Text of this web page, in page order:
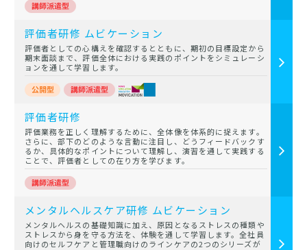
評価者研修 ムビケーション
評価者としての心構えを確認するとともに、期初の目標設定から
期末面談まで、評価全体における実践のポイントをシミュレーシ
ョンを通して学習します。
評価者研修
評価業務を正しく理解するために、全体像を体系的に捉えます。
さらに、部下のどのような言動に注目し、どうフィードバックす
るか、具体的なポイントについて理解し、演習を通して実践する
ことで、評価者としての在り方を学びます。
メンタルヘルスケア研修 ムビケーション
メンタルヘルスの基礎知識に加え、原因となるストレスの種類や
ストレスから身を守る方法を、体験を通して学習します。全社員
向けのセルフケアと管理職向けのラインケアの2つのシリーズが